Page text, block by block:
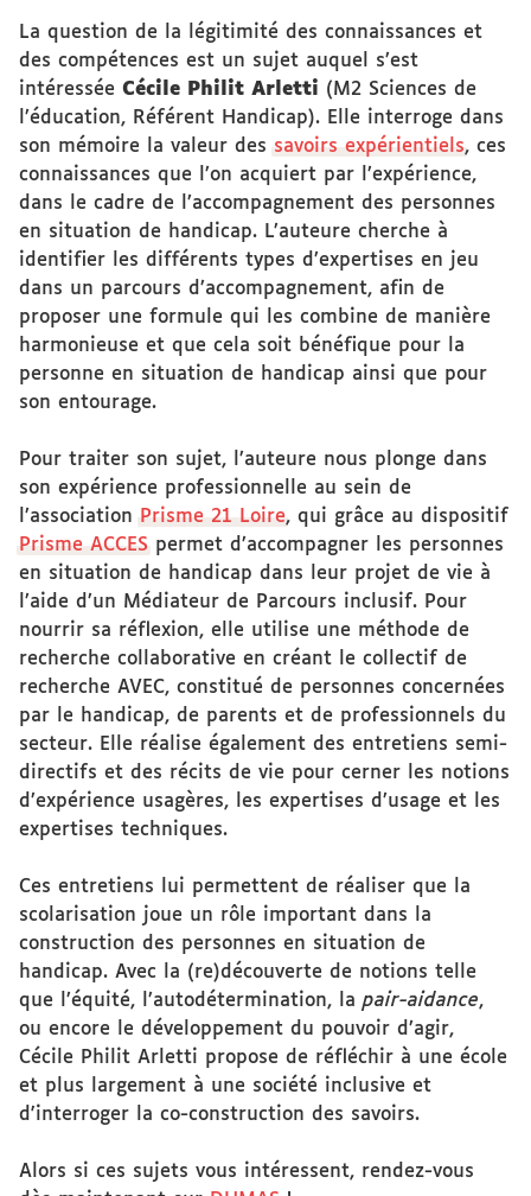
La question de la légitimité des connaissances et
des compétences est un sujet auquel s’est
intéressée Cécile Philit Arletti (M2 Sciences de
l’éducation, Référent Handicap). Elle interroge dans
son mémoire la valeur des savoirs expérientiels, ces
connaissances que l’on acquiert par l’expérience,
dans le cadre de l’accompagnement des personnes
en situation de handicap. L’auteure cherche à
identifier les différents types d’expertises en jeu
dans un parcours d’accompagnement, afin de
proposer une formule qui les combine de manière
harmonieuse et que cela soit bénéfique pour la
personne en situation de handicap ainsi que pour
son entourage.
Pour traiter son sujet, l’auteure nous plonge dans
son expérience professionnelle au sein de
l’association Prisme 21 Loire, qui grâce au dispositif
Prisme ACCES permet d’accompagner les personnes
en situation de handicap dans leur projet de vie à
l’aide d’un Médiateur de Parcours inclusif. Pour
nourrir sa réflexion, elle utilise une méthode de
recherche collaborative en créant le collectif de
recherche AVEC, constitué de personnes concernées
par le handicap, de parents et de professionnels du
secteur. Elle réalise également des entretiens semi-
directifs et des récits de vie pour cerner les notions
d’expérience usagères, les expertises d’usage et les
expertises techniques.
Ces entretiens lui permettent de réaliser que la
scolarisation joue un rôle important dans la
construction des personnes en situation de
handicap. Avec la (re)découverte de notions telle
que l’équité, l’autodétermination, la pair-aidance,
ou encore le développement du pouvoir d’agir,
Cécile Philit Arletti propose de réfléchir à une école
et plus largement à une société inclusive et
d'interroger la co-construction des savoirs.
Alors si ces sujets vous intéressent, rendez-vous